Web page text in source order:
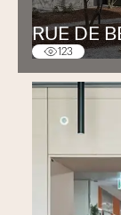
RUE DE
123